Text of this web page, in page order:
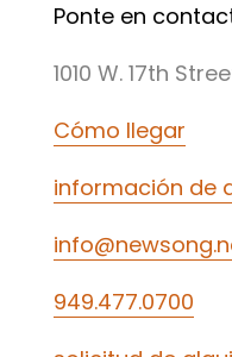
Ponte en
1010 W. 17th
Cómo llegar
información de
949.477.0700